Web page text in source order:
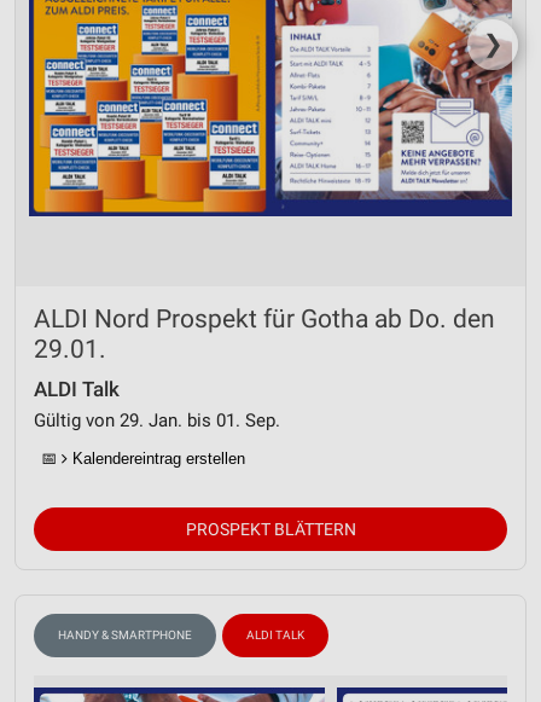
❯
ALDI Nord Prospekt für Gotha ab Do. den
29.01.
ALDI Talk
Gültig von 29. Jan. bis 01. Sep.
📅 Kalendereintrag erstellen
PROSPEKT BLÄTTERN
HANDY & SMARTPHONE ALDI TALK
Messung der Performance von Inhalten
Analyse von Zielgruppen durch Statistiken oder
Kombinationen von Daten aus verschiedenen
Quellen
Entwicklung und Verbesserung der Angebote
Verwendung reduzierter Daten zur Auswahl von
Verwendung genauer Standortdaten
Geräte anhand von aktiv angeforderten
Informationen identifizieren
Nicht-IAB-Verarbeitungszwecke:
Notwendig
Performance
Werbung